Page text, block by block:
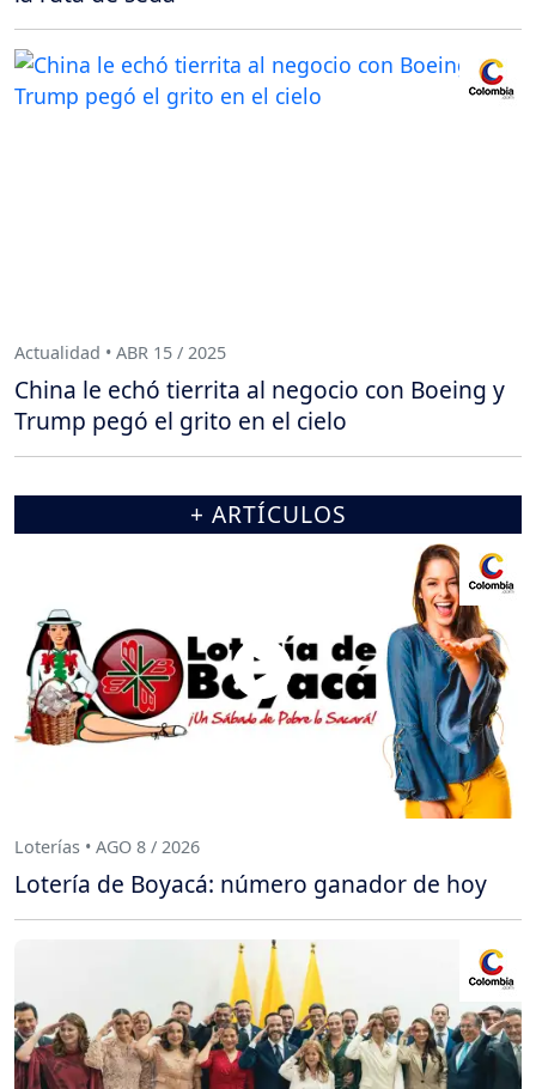
Actualidad • ABR 15 / 2025
China le echó tierrita al negocio con Boeing y
Trump pegó el grito en el cielo
+ ARTÍCULOS
Loterías • AGO 8 / 2026
Lotería de Boyacá: número ganador de hoy